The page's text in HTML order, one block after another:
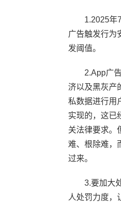
1.2025年
广告触发行为
发阈值。
2.App广
济以及黑灰产
私数据进行用
实现的，这已
关法律要求。
难、根除难，
过来。
3.要加大
人处罚力度，